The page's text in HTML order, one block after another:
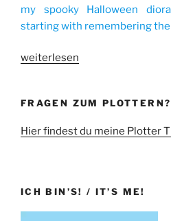
my spooky Halloween
starting with remembering
„Spooky
Decoration
1:
die
weiterlesen
FRAGEN ZUM PLOTTERN?
Hier findest du meine Plotter
ICH BIN’S! / IT’S ME!